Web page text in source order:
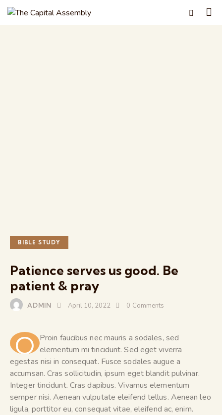
BIBLE STUDY
Patience serves us good. Be
patient & pray
ADMIN April 10, 2022 0 Comments
Q Proin faucibus nec mauris a sodales, sed
elementum mi tincidunt. Sed eget viverra
egestas nisi in consequat. Fusce sodales augue a
accumsan. Cras sollicitudin, ipsum eget blandit pulvinar.
Integer tincidunt. Cras dapibus. Vivamus elementum
semper nisi. Aenean vulputate eleifend tellus. Aenean leo
ligula, porttitor eu, consequat vitae, eleifend ac, enim.